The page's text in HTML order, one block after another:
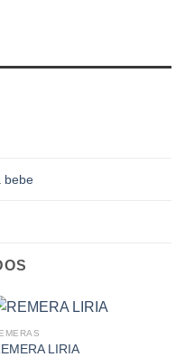
bebe
LIRIA